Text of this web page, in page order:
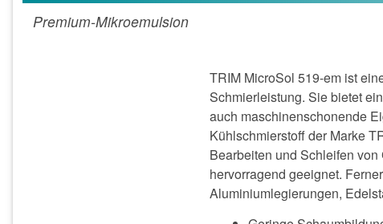
Premium-Mikroemulsion
TRIM MicroSol 519-em ist
Schmierleistung. Sie bietet
auch maschinenschonende
Kühlschmierstoff der Marke
Bearbeiten und Schleifen
hervorragend geeignet.
Aluminiumlegierungen,